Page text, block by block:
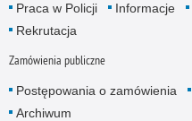
Praca w Policji Informacje
Rekrutacja
Zamówienia publiczne
Postępowania o zamówienia
Archiwum